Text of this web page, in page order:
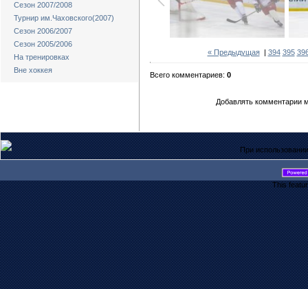
Сезон 2007/2008
Турнир им.Чаховского(2007)
Сезон 2006/2007
Сезон 2005/2006
На тренировках
Вне хоккея
« Предыдущая| 394 395
Всего комментариев: 0
Добавлять комментарии
При
This